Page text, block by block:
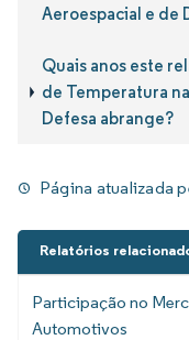
Aeroespacial e de
Quais anos este
de Temperatura
Defesa abrange?
Página atualizada
Relatórios
Participação no
Automotivos